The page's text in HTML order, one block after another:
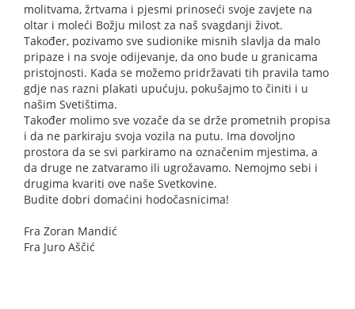
molitvama, žrtvama i pjesmi prinoseći svoje zavjete na
oltar i moleći Božju milost za naš svagdanji život.
Također, pozivamo sve sudionike misnih slavlja da malo
pripaze i na svoje odijevanje, da ono bude u granicama
pristojnosti. Kada se možemo pridržavati tih pravila tamo
gdje nas razni plakati upućuju, pokušajmo to činiti i u
našim Svetištima.
Također molimo sve vozače da se drže prometnih propisa
i da ne parkiraju svoja vozila na putu. Ima dovoljno
prostora da se svi parkiramo na označenim mjestima, a
da druge ne zatvaramo ili ugrožavamo. Nemojmo sebi i
drugima kvariti ove naše Svetkovine.
Budite dobri domaćini hodočasnicima!
Fra Zoran Mandić
Fra Juro Aščić